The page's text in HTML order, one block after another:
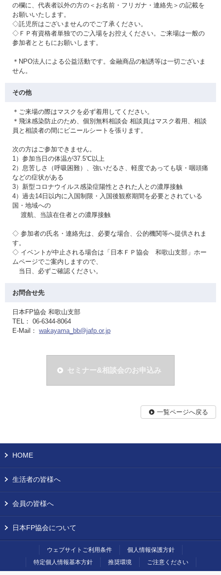
の欄に、代表者以外の方の＜お名前・フリガナ・連絡先＞の記載を
お願いいたします。
◇託児所はございませんのでご了承ください。
◇ＦＰ有資格者単独でのご入場をお控えください。ご来場は一般の
参加者とともにお願いします。
＊NPO法人による公益活動です。金融商品の勧誘等は一切ございま
せん。
その他
＊ご来場の際はマスクを必ず着用してください。
＊飛沫感染防止のため、個別無料相談会 相談員はマスク着用、相談
員と相談者の間にビニールシートを張ります。
次の方はご参加できません。
1）参加当日の体温が37.5℃以上
2）息苦しさ（呼吸困難）、強いだるさ、軽度であっても咳・咽頭痛
などの症状がある
3）新型コロナウイルス感染症陽性とされた人との濃厚接触
4）過去14日以内に入国制限・入国後観察期間を必要とされている
国・地域への
渡航、当該在住者との濃厚接触
◇ 参加者の氏名・連絡先は、必要な場合、公的機関等へ提供されま
す。
◇ イベントが中止される場合は「日本ＦＰ協会 和歌山支部」ホー
ムページでご案内しますので、
当日、必ずご確認ください。
お問合せ先
日本FP協会 和歌山支部
TEL： 06-6344-8064
E-Mail： wakayama_bb@jafp.or.jp
セミナー&相談会のお申込み
一覧ページへ戻る
HOME
生活者の皆様へ
会員の皆様へ
日本FP協会について
ウェブサイトご利用条件
個人情報保護方針
特定個人情報基本方針
推奨環境 ご注意ください